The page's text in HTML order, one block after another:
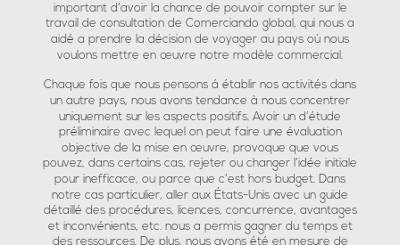
important d’avoir la chance de pouvoir compter sur le
travail de consultation de Comerciando global, qui nous a
aidé a prendre la décision de voyager au pays où nous
voulons mettre en œuvre notre modèle commercial.
Chaque fois que nous pensons á établir nos activités dans
un autre pays, nous avons tendance à nous concentrer
uniquement sur les aspects positifs. Avoir un d’étude
préliminaire avec lequel on peut faire une évaluation
objective de la mise en œuvre, provoque que vous
pouvez, dans certains cas, rejeter ou changer l’idée initiale
pour inefficace, ou parce que c’est hors budget. Dans
notre cas particulier, aller aux États-Unis avec un guide
détaillé des procédures, licences, concurrence, avantages
et inconvénients, etc. nous a permis gagner du temps et
des ressources. De plus, nous avons été en mesure de